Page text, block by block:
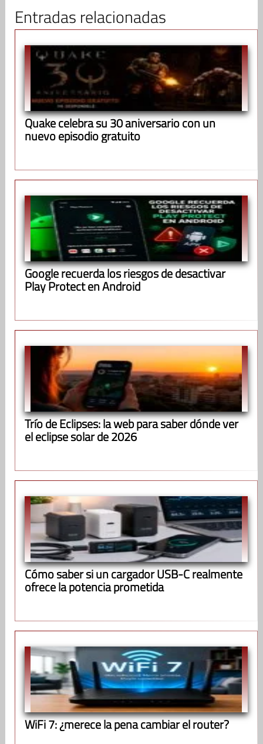
Entradas relacionadas
Quake celebra su 30 aniversario con un
nuevo episodio gratuito
Google recuerda los riesgos de desactivar
Play Protect en Android
Trío de Eclipses: la web para saber dónde ver
el eclipse solar de 2026
Cómo saber si un cargador USB-C realmente
ofrece la potencia prometida
WiFi 7: ¿merece la pena cambiar el router?